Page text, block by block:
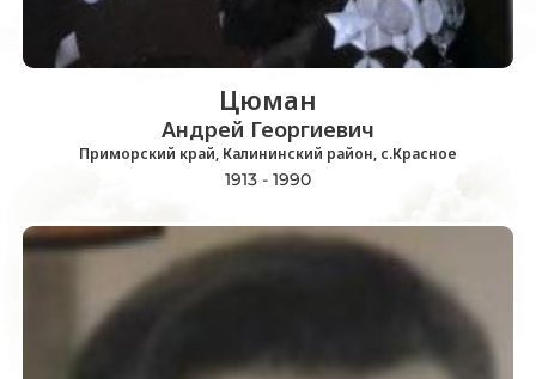
Цюман
Андрей Георгиевич
Приморский край, Калининский район, с.Красное
1913 - 1990